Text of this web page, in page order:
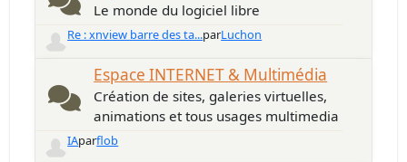
Le monde du logiciel libre
Re : xnview barre des ta...parLuchon
Espace INTERNET & Multimédia
Création de sites, galeries virtuelles,
animations et tous usages multimedia
IAparflob